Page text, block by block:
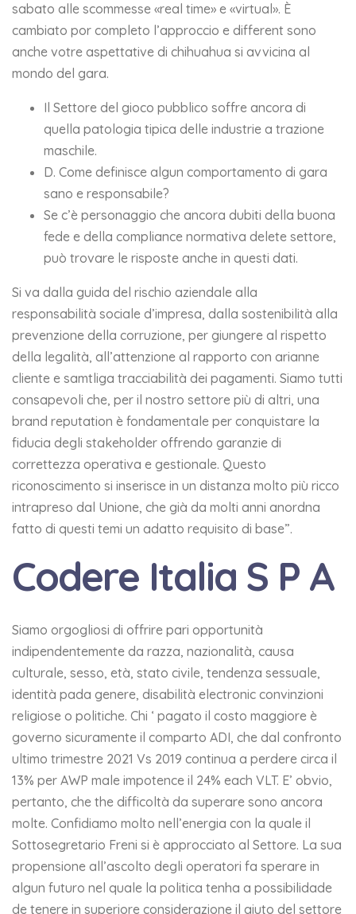
sabato alle scommesse «real time» e «virtual». È
cambiato por completo l’approccio e different sono
anche votre aspettative di chihuahua si avvicina al
mondo del gara.
Il Settore del gioco pubblico soffre ancora di
quella patologia tipica delle industrie a trazione
maschile.
D. Come definisce algun comportamento di gara
sano e responsabile?
Se c’è personaggio che ancora dubiti della buona
fede e della compliance normativa delete settore,
può trovare le risposte anche in questi dati.
Si va dalla guida del rischio aziendale alla
responsabilità sociale d’impresa, dalla sostenibilità alla
prevenzione della corruzione, per giungere al rispetto
della legalità, all’attenzione al rapporto con arianne
cliente e samtliga tracciabilità dei pagamenti. Siamo tutti
consapevoli che, per il nostro settore più di altri, una
brand reputation è fondamentale per conquistare la
fiducia degli stakeholder offrendo garanzie di
correttezza operativa e gestionale. Questo
riconoscimento si inserisce in un distanza molto più ricco
intrapreso dal Unione, che già da molti anni anordna
fatto di questi temi un adatto requisito di base”.
Codere Italia S P A
Siamo orgogliosi di offrire pari opportunità
indipendentemente da razza, nazionalità, causa
culturale, sesso, età, stato civile, tendenza sessuale,
identità pada genere, disabilità electronic convinzioni
religiose o politiche. Chi ‘ pagato il costo maggiore è
governo sicuramente il comparto ADI, che dal confronto
ultimo trimestre 2021 Vs 2019 continua a perdere circa il
13% per AWP male impotence il 24% each VLT. E’ obvio,
pertanto, che the difficoltà da superare sono ancora
molte. Confidiamo molto nell’energia con la quale il
Sottosegretario Freni si è approcciato al Settore. La sua
propensione all’ascolto degli operatori fa sperare in
algun futuro nel quale la politica tenha a possibilidade
de tenere in superiore considerazione il aiuto del settore